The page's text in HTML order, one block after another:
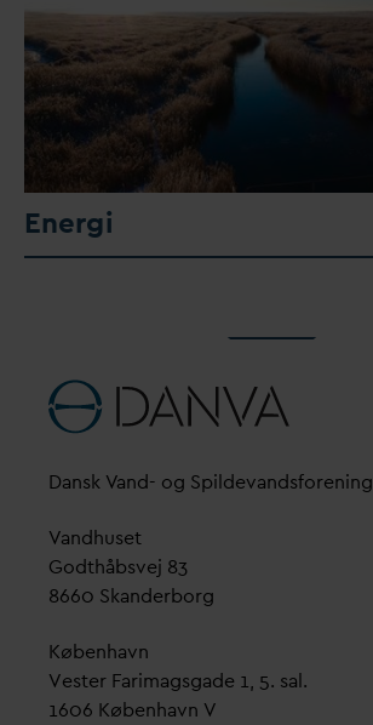
Energi
Dansk Vand- og Spildevandsforening
Vandhuset
Godthåbsvej 83
8660 Skanderborg
København
Vester Farimagsgade 1, 5. sal.
1606 København V